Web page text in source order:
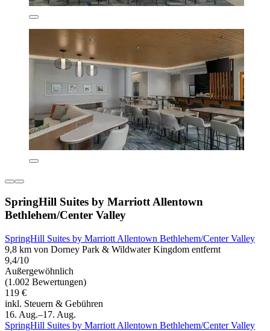
SpringHill Suites by Marriott Allentown
Bethlehem/Center Valley
SpringHill Suites by Marriott Allentown Bethlehem/Center Valley
9,8 km von Dorney Park & Wildwater Kingdom entfernt
9,4/10
Außergewöhnlich
(1.002 Bewertungen)
119 €
inkl. Steuern & Gebühren
16. Aug.–17. Aug.
SpringHill Suites by Marriott Allentown Bethlehem/Center Valley